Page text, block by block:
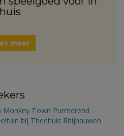
huis
meer
Monkey Town Purmerend
bij Theehuis Rhijnauwen